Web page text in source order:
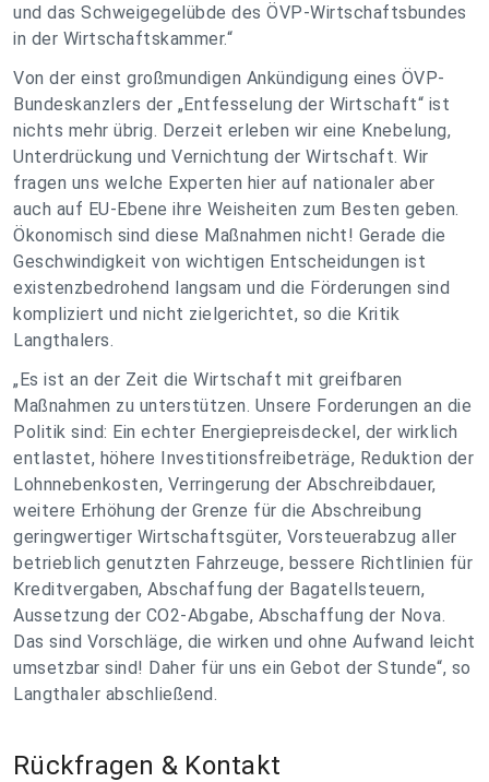
und das Schweigegelübde des ÖVP-Wirtschaftsbundes
in der Wirtschaftskammer.“
Von der einst großmundigen Ankündigung eines ÖVP-
Bundeskanzlers der „Entfesselung der Wirtschaft“ ist
nichts mehr übrig. Derzeit erleben wir eine Knebelung,
Unterdrückung und Vernichtung der Wirtschaft. Wir
fragen uns welche Experten hier auf nationaler aber
auch auf EU-Ebene ihre Weisheiten zum Besten geben.
Ökonomisch sind diese Maßnahmen nicht! Gerade die
Geschwindigkeit von wichtigen Entscheidungen ist
existenzbedrohend langsam und die Förderungen sind
kompliziert und nicht zielgerichtet, so die Kritik
Langthalers.
„Es ist an der Zeit die Wirtschaft mit greifbaren
Maßnahmen zu unterstützen. Unsere Forderungen an die
Politik sind: Ein echter Energiepreisdeckel, der wirklich
entlastet, höhere Investitionsfreibeträge, Reduktion der
Lohnnebenkosten, Verringerung der Abschreibdauer,
weitere Erhöhung der Grenze für die Abschreibung
geringwertiger Wirtschaftsgüter, Vorsteuerabzug aller
betrieblich genutzten Fahrzeuge, bessere Richtlinien für
Kreditvergaben, Abschaffung der Bagatellsteuern,
Aussetzung der CO2-Abgabe, Abschaffung der Nova.
Das sind Vorschläge, die wirken und ohne Aufwand leicht
umsetzbar sind! Daher für uns ein Gebot der Stunde“, so
Langthaler abschließend.
Rückfragen & Kontakt